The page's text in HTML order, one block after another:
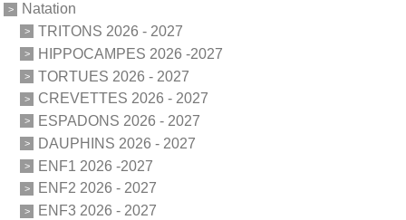
Natation
TRITONS 2026 - 2027
HIPPOCAMPES 2026 -2027
TORTUES 2026 - 2027
CREVETTES 2026 - 2027
ESPADONS 2026 - 2027
DAUPHINS 2026 - 2027
ENF1 2026 -2027
ENF2 2026 - 2027
ENF3 2026 - 2027